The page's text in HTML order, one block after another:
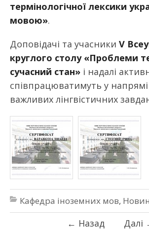
термінологічної лексики
мовою».
Доповідачі та учасники V
круглого столу «Проблеми
сучасний стан» і надалі
співпрацюватимуть у напрямі
важливих лінгвістичних
Кафедра іноземних мов,
← Назад Далі